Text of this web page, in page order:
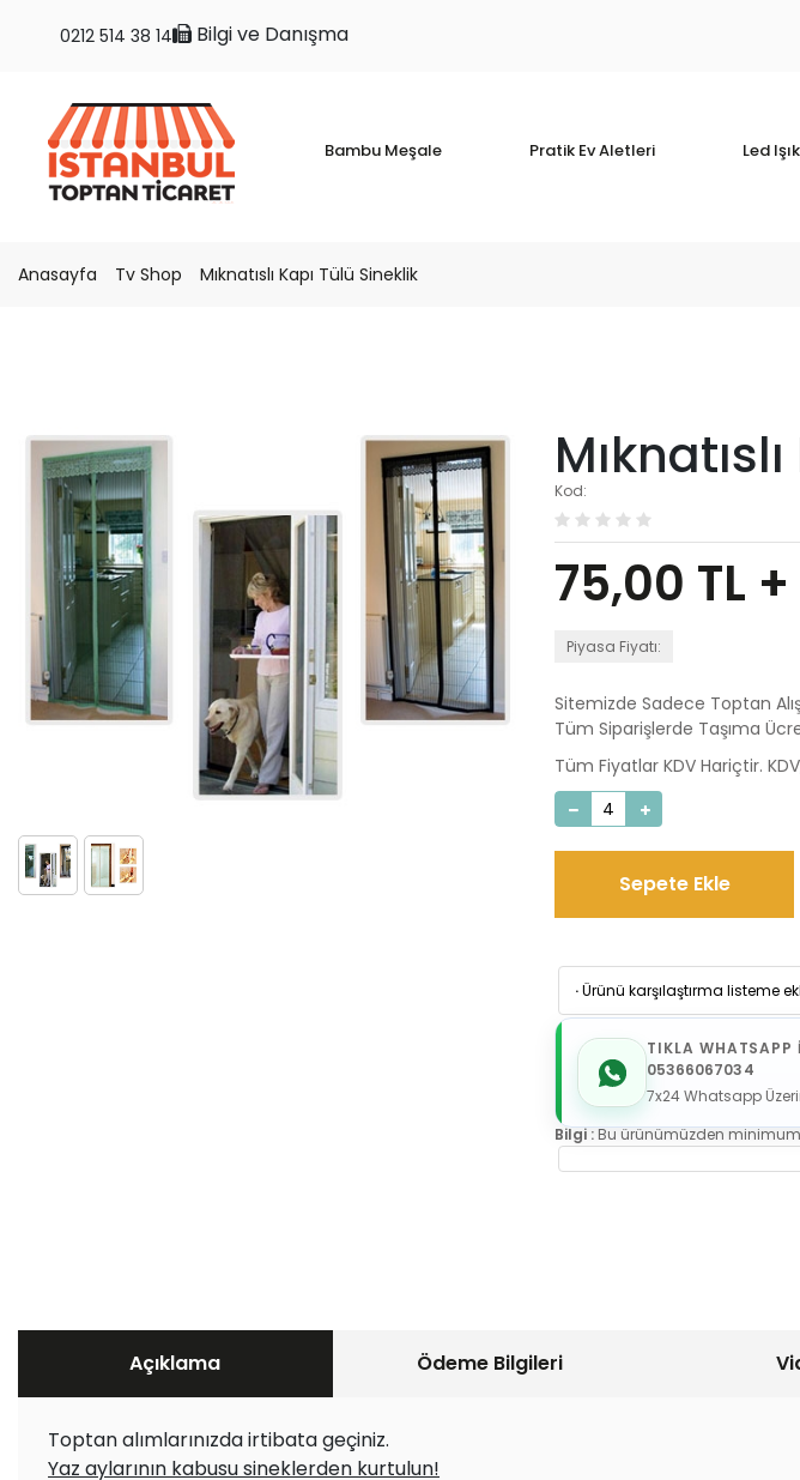
Bilgi ve Danışma
0212 514 38 14
Bambu Meşale Pratik Ev Aletleri Led
Anasayfa Tv Shop Mıknatıslı Kapı Tülü Sineklik
Kod:
75,00 TL
Piyasa Fiyatı:
Sitemizde Sadece Toptan
Tüm Siparişlerde Taşıma
Tüm Fiyatlar KDV Hariçtir.
Sepete Ekle
·Ürünü karşılaştırma listeme
TIKLA WHATSAPP
05366067034
7x24 Whatsapp
Bilgi :Bu ürünümüzden
Açıklama Ödeme Bilgileri
Toptan alımlarınızda irtibata geçiniz.
Yaz aylarının kabusu sineklerden kurtulun!